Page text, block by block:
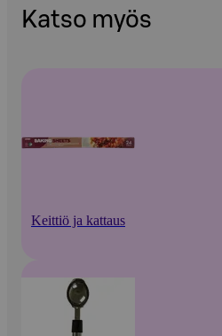
Katso myös
Keittiö ja kattaus